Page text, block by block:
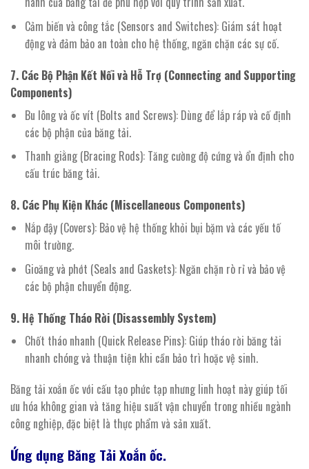
Cảm biến và công tắc (Sensors and Switches): Giám sát hoạt
động và đảm bảo an toàn cho hệ thống, ngăn chặn các sự cố.
7. Các Bộ Phận Kết Nối và Hỗ Trợ (Connecting and Supporting
Components)
Bu lông và ốc vít (Bolts and Screws): Dùng để lắp ráp và cố định
các bộ phận của băng tải.
Thanh giằng (Bracing Rods): Tăng cường độ cứng và ổn định cho
cấu trúc băng tải.
8. Các Phụ Kiện Khác (Miscellaneous Components)
Nắp đậy (Covers): Bảo vệ hệ thống khỏi bụi bặm và các yếu tố
môi trường.
Gioăng và phớt (Seals and Gaskets): Ngăn chặn rò rỉ và bảo vệ
các bộ phận chuyển động.
9. Hệ Thống Tháo Rời (Disassembly System)
Chốt tháo nhanh (Quick Release Pins): Giúp tháo rời băng tải
nhanh chóng và thuận tiện khi cần bảo trì hoặc vệ sinh.
Băng tải xoắn ốc với cấu tạo phức tạp nhưng linh hoạt này giúp tối
ưu hóa không gian và tăng hiệu suất vận chuyển trong nhiều ngành
công nghiệp, đặc biệt là thực phẩm và sản xuất.
Ứng dụng Băng TảiXoắn ốc.